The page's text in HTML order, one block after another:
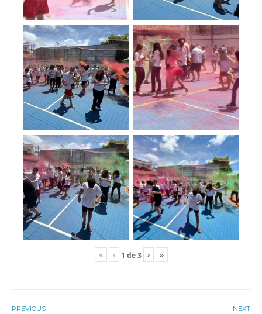
« ‹ 1 de3 › »
PREVIOUS NEXT